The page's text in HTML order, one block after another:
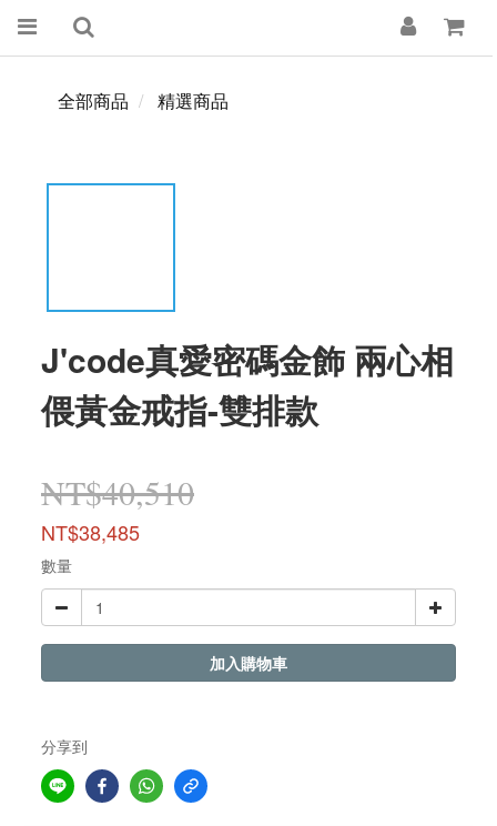
全部商品 精選商品
J'code真愛密碼金飾 兩心相
偎黃金戒指-雙排款
NT$40,510
NT$38,485
數量
加入購物車
分享到